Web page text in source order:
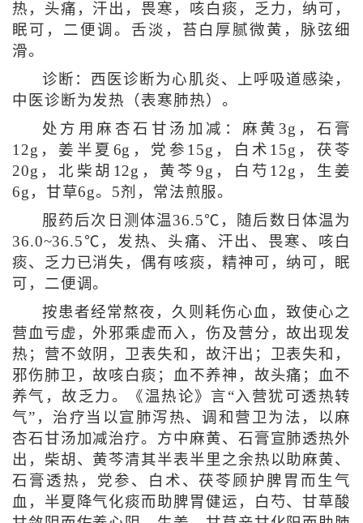
热，头痛，汗出，畏寒，咳白痰，乏力，纳可，
眠可，二便调。舌淡，苔白厚腻微黄，脉弦细
滑。
诊断：西医诊断为心肌炎、上呼吸道感染，
中医诊断为发热（表寒肺热）。
处方用麻杏石甘汤加减：麻黄3g，石膏
12g，姜半夏6g，党参15g，白术15g，茯苓
20g，北柴胡12g，黄芩9g，白芍12g，生姜
6g，甘草6g。5剂，常法煎服。
服药后次日测体温36.5℃，随后数日体温为
36.0~36.5℃，发热、头痛、汗出、畏寒、咳白
痰、乏力已消失，偶有咳痰，精神可，纳可，眠
可，二便调。
按患者经常熬夜，久则耗伤心血，致使心之
营血亏虚，外邪乘虚而入，伤及营分，故出现发
热；营不敛阴，卫表失和，故汗出；卫表失和，
邪伤肺卫，故咳白痰；血不养神，故头痛；血不
养气，故乏力。《温热论》言“入营犹可透热转
气”，治疗当以宣肺泻热、调和营卫为法，以麻
杏石甘汤加减治疗。方中麻黄、石膏宣肺透热外
出，柴胡、黄芩清其半表半里之余热以助麻黄、
石膏透热，党参、白术、茯苓顾护脾胃而生气
血，半夏降气化痰而助脾胃健运，白芍、甘草酸